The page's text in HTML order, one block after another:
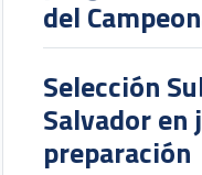
del
Selección
Salvador en
preparación